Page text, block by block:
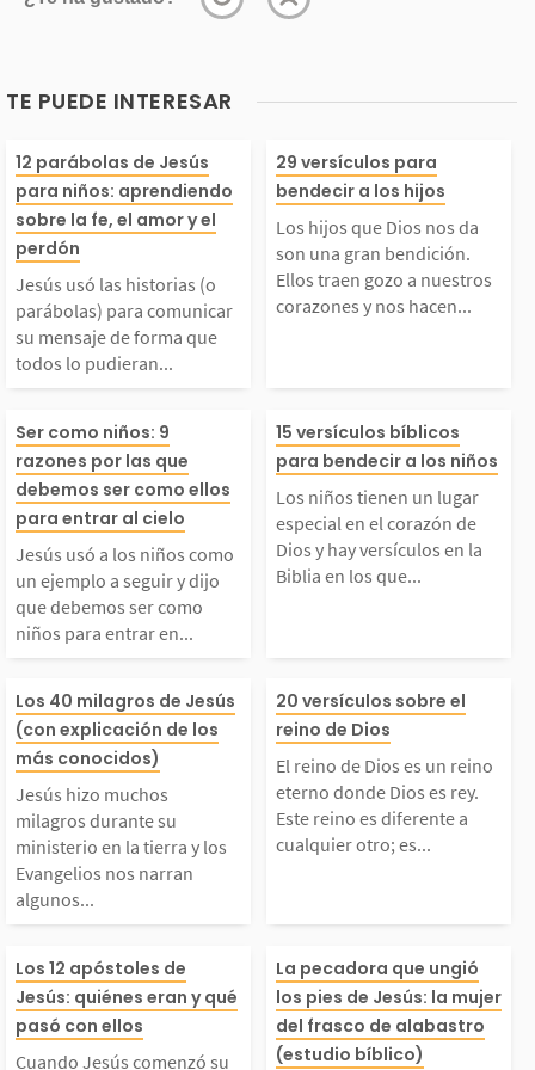
TE PUEDE INTERESAR
usó las historias
parábolas) para co
su mensaje d
forma que todos lo p
entender, hast
los niños como tú. A
él enseñó sobre...
12 parábolas de Jesús
para niños: aprendiendo
sobre la fe, el amor y el
perdón
Jesús usó las historias (o
parábolas) para comunicar
su mensaje de forma que
todos lo pudieran...
Los hijos que
s da son una
dición. Ellos
es y nos hacen
vida desde
ectiva. Los
ambién...
29 versículos para
bendecir a los hijos
Los hijos que Dios nos da
son una gran bendición.
Ellos traen gozo a nuestros
corazones y nos hacen...
usó a los niños
un ejemplo a se
y dijo que debem
ser como niños par
entrar en el reino de
cielos. Los niños ti
un corazón...
Ser como niños: 9
razones por las que
debemos ser como ellos
para entrar al cielo
Jesús usó a los niños como
un ejemplo a seguir y dijo
que debemos ser como
niños para entrar en...
Los niños
gar especial
azón de Dios y
n los que
uán preciosos
us ojos. Estos...
15 versículos bíblicos
para bendecir a los niños
Los niños tienen un lugar
especial en el corazón de
Dios y hay versículos en la
Biblia en los que...
hizo muchos mil
durante su mini
en la tierra y lo
Evangelios nos narr
algunos de ellos. E
milagros tenían co
Los 40 milagros de Jesús
(con explicación de los
más conocidos)
Jesús hizo muchos
milagros durante su
ministerio en la tierra y los
Evangelios nos narran
algunos...
El reino de
reino eterno
os es rey. Este
otro; es un
itual que se
20 versículos sobre el
reino de Dios
El reino de Dios es un reino
eterno donde Dios es rey.
Este reino es diferente a
cualquier otro; es...
Jesús comenz
su ministerio sobre l
Los 12 apóstoles de
Jesús: quiénes eran y qué
pasó con ellos
Cuando Jesús comenzó su
La mujer del
alabastro es
La pecadora que ungió
los pies de Jesús: la mujer
del frasco de alabastro
(estudio bíblico)